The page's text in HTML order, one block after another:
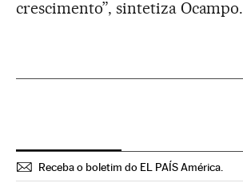
crescimento”, sintetiza Ocampo.
Receba o boletim do EL PAÍS América.